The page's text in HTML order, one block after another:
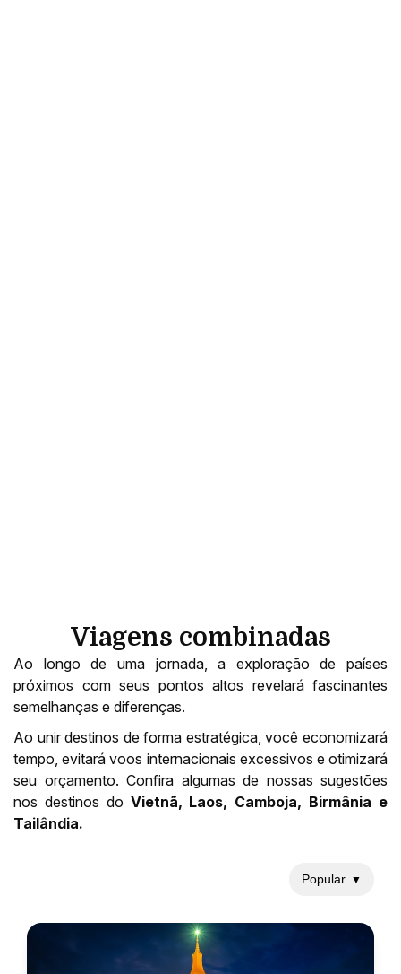
Viagens combinadas
Ao longo de uma jornada, a exploração de países
próximos com seus pontos altos revelará fascinantes
semelhanças e diferenças.
Ao unir destinos de forma estratégica, você economizará
tempo, evitará voos internacionais excessivos e otimizará
seu orçamento. Confira algumas de nossas sugestões
nos destinos do Vietnã, Laos, Camboja, Birmânia e
Tailândia.
Popular ▼